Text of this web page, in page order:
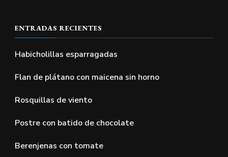
ENTRADAS RECIENTES
Habicholillas esparragadas
Flan de plátano con maicena sin horno
Rosquillas de viento
Postre con batido de chocolate
Berenjenas con tomate